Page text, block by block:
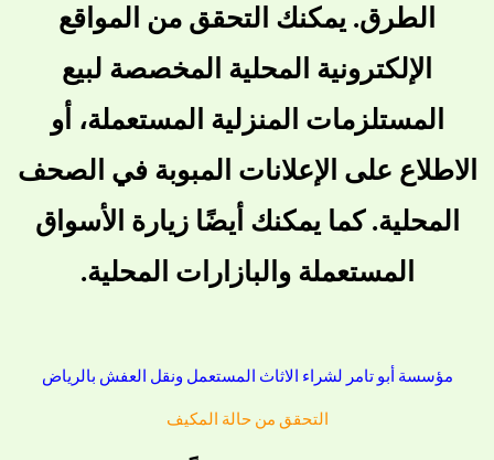
الطرق. يمكنك التحقق من المواقع
الإلكترونية المحلية المخصصة لبيع
المستلزمات المنزلية المستعملة، أو
الاطلاع على الإعلانات المبوبة في الصحف
المحلية. كما يمكنك أيضًا زيارة الأسواق
المستعملة والبازارات المحلية.
مؤسسة أبو تامر لشراء الاثاث المستعمل ونقل العفش بالرياض
التحقق من حالة المكيف